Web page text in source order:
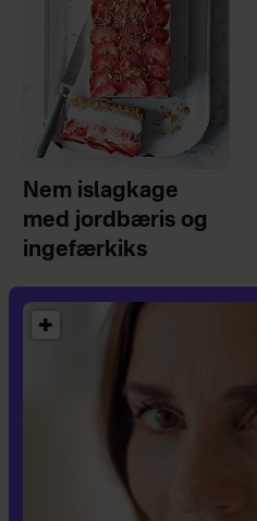
Nem islagkage
med jordbæris og
ingefærkiks